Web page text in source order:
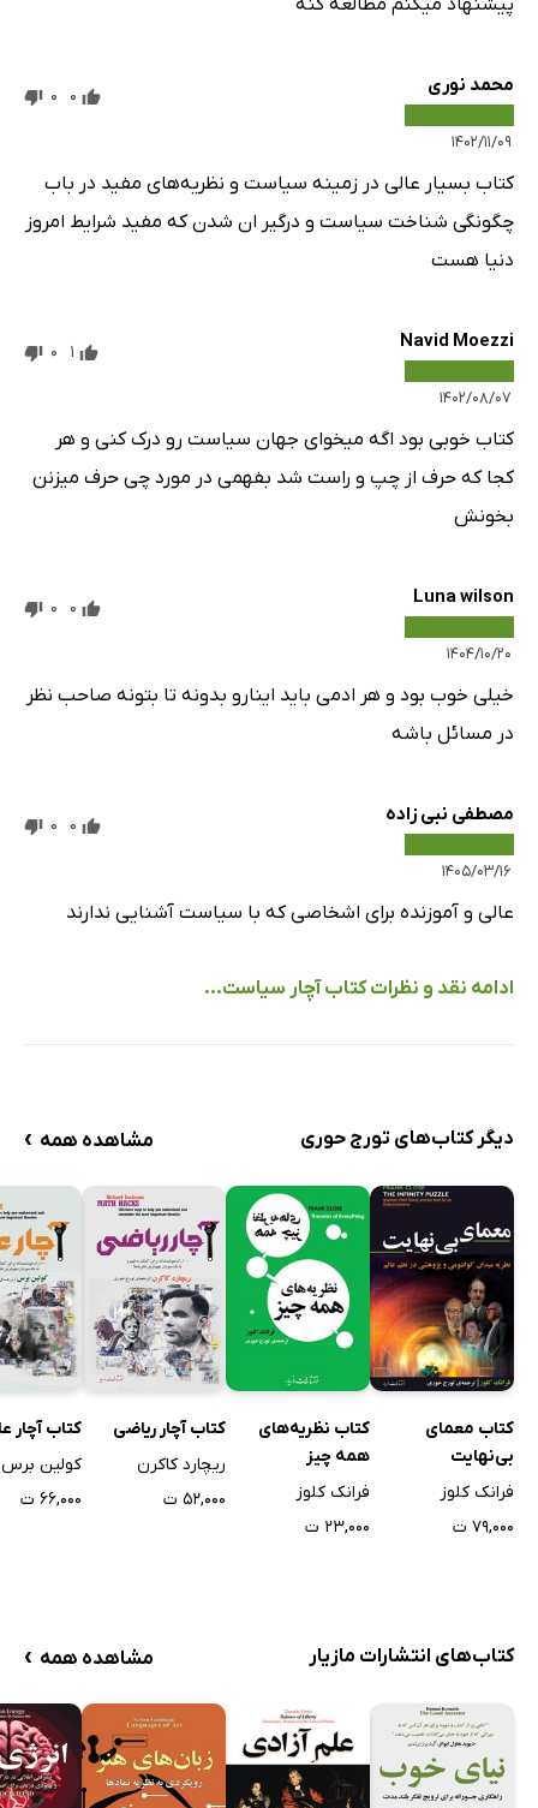
81: جنبش 99 درصدی
حقوق بشر
82: حقوق بشر
83: قانون اساسی ایالات متحده
85: آزادی بیان
‌86: آزادی دینی
91: قانون گذاری
92: قانون بین المللی
93: قانون شریعت
94: تناسب بین جرم و مجازات
95: سیاست علم
97: تغییرات اقلیمی
آینده
99: سیاست پسا- حقیقت
محمد نوری
۱۴۰۲/۱۱/۰۹
0
0
کتاب بسیار عالی در زمینه سیاست و نظریه‌های مفید در باب
چگونگی شناخت سیاست و درگیر ان شدن که مفید شرایط امروز
دنیا هست
Navid Moezzi
۱۴۰۲/۰۸/۰۷
1
0
کتاب خوبی بود اگه میخوای جهان سیاست رو درک کنی و هر
کجا که حرف از چپ و راست شد بفهمی در مورد چی حرف میزنن
بخونش
Luna wilson
۱۴۰۴/۱۰/۲۰
0
0
خیلی خوب بود و هر ادمی باید اینارو بدونه تا بتونه صاحب نظر
در مسائل باشه
مصطفی نبی زاده
۱۴۰۵/۰۳/۱۶
0
0
عالی و آموزنده برای اشخاصی که با سیاست آشنایی ندارند
ادامه نقد و نظرات کتاب آچار سیاست...
دیگر کتاب‌های تورج حوری مشاهده همه ›
کتاب معمای
بی‌نهایت
فرانک کلوز
۷۹,۰۰۰ ت
کتاب نظریه‌های
همه چیز
فرانک کلوز
۲۳,۰۰۰ ت
کتاب آچار ریاضی
ریچارد کاکرن
۵۲,۰۰۰ ت
کتاب آچار
کولین برس
۶۶,۰۰۰ ت
کتاب‌های انتشارات مازیار مشاهده همه ›